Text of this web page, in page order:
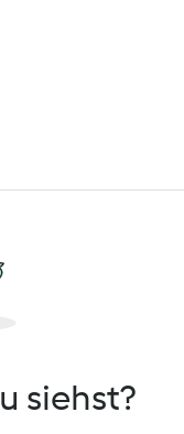
siehst?